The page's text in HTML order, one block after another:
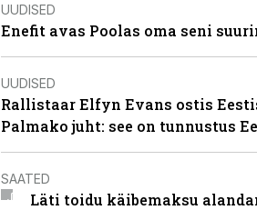
UUDISED
Enefit avas Poolas oma seni
UUDISED
Rallistaar Elfyn Evans ostis
Palmako juht: see on tunnustus
SAATED
Läti toidu käibemaksu